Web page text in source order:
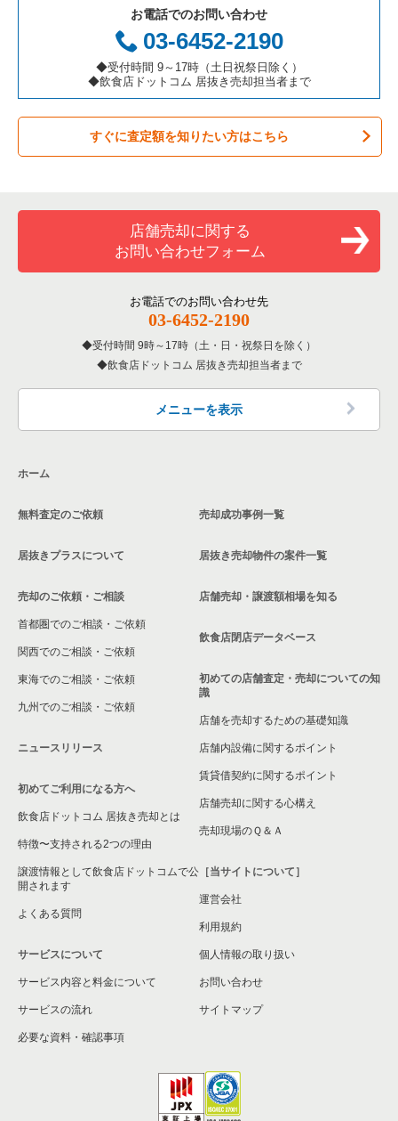
お弁当・惣菜・デリの居抜き売却物件の案件一覧
カラオケ・パブ・スナックの居抜き売却物件の案件一覧
バーの居抜き売却物件の案件一覧
居酒屋・ダイニングバーの居抜き売却物件の案件一覧
洋食の居抜き売却物件の案件一覧
その他の居抜き売却物件の案件一覧
三重県の飲食店の居抜き売却物件の案件一覧
大阪市都島区の飲食店の居抜き売却物件の案件一覧
大阪市阿倍野区の飲食店の居抜き売却物件の案件一覧
東大阪市の飲食店の居抜き売却物件の案件一覧
吹田市の飲食店の居抜き売却物件の案件一覧
大阪市東住吉区の飲食店の居抜き売却物件の案件一覧
門真市の飲食店の居抜き売却物件の案件一覧
大阪市天王寺区の飲食店の居抜き売却物件の案件一覧
高石市の飲食店の居抜き売却物件の案件一覧
大阪市鶴見区の飲食店の居抜き売却物件の案件一覧
大阪市浪速区の飲食店の居抜き売却物件の案件一覧
八尾市の飲食店の居抜き売却物件の案件一覧
大東市の飲食店の居抜き売却物件の案件一覧
箕面市の飲食店の居抜き売却物件の案件一覧
大阪市淀川区の飲食店の居抜き売却物件の案件一覧
大阪市東成区の飲食店の居抜き売却物件の案件一覧
大阪市城東区の飲食店の居抜き売却物件の案件一覧
大阪市旭区の飲食店の居抜き売却物件の案件一覧
和泉市の飲食店の居抜き売却物件の案件一覧
池田市の飲食店の居抜き売却物件の案件一覧
大阪市大正区の飲食店の居抜き売却物件の案件一覧
大阪市平野区の飲食店の居抜き売却物件の案件一覧
大阪府のアジア料理の居抜き売却物件の案件一覧
大阪府のカフェの居抜き売却物件の案件一覧
大阪府のテイクアウトの居抜き売却物件の案件一覧
大阪府のお弁当・惣菜・デリの居抜き売却物件の案件一覧
大阪府のバーの居抜き売却物件の案件一覧
大阪府の居酒屋・ダイニングバーの居抜き売却物件の案件一覧
大阪府の和食の居抜き売却物件の案件一覧
大阪府の洋食の居抜き売却物件の案件一覧
大阪府のその他の居抜き売却物件の案件一覧
豊中市の居酒屋・ダイニングバーの居抜き売却物件の案件一覧
豊中市の和食の居抜き売却物件の案件一覧
豊中市の洋食の居抜き売却物件の案件一覧
豊中市のその他の居抜き売却物件の案件一覧
お電話でのお問い合わせ
03-6452-2190
◆受付時間 9～17時（土日祝祭日除く）
◆飲食店ドットコム 居抜き売却担当者まで
すぐに査定額を知りたい方はこちら
店舗売却に関する
お問い合わせフォーム
お電話でのお問い合わせ先
03-6452-2190
受付時間 9時～17時（土・日・祝祭日を除く）
飲食店ドットコム 居抜き売却担当者まで
メニューを表示
ホーム
無料査定のご依頼
居抜きプラスについて
売却のご依頼・ご相談
首都圏でのご相談・ご依頼
関西でのご相談・ご依頼
東海でのご相談・ご依頼
九州でのご相談・ご依頼
ニュースリリース
初めてご利用になる方へ
飲食店ドットコム 居抜き売却とは
特徴〜支持される2つの理由
譲渡情報として飲食店ドットコムで公
開されます
よくある質問
サービスについて
サービス内容と料金について
サービスの流れ
必要な資料・確認事項
売却成功事例一覧
居抜き売却物件の案件一覧
店舗売却・譲渡額相場を知る
飲食店閉店データベース
初めての店舗査定・売却についての知
識
店舗を売却するための基礎知識
店舗内設備に関するポイント
賃貸借契約に関するポイント
店舗売却に関する心構え
売却現場のＱ＆Ａ
［当サイトについて］
運営会社
利用規約
個人情報の取り扱い
お問い合わせ
サイトマップ